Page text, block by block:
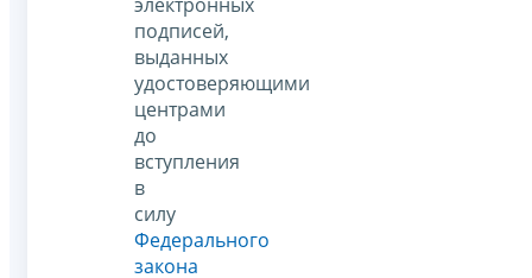
подписей,
выданных
удостоверяющими
центрами
до
вступления
в
силу
Федерального
закона